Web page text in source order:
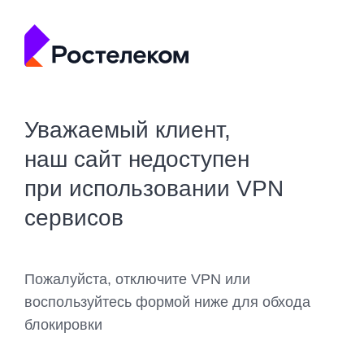
Уважаемый клиент,
наш сайт недоступен
при использовании VPN
сервисов
Пожалуйста, отключите VPN или
воспользуйтесь формой ниже для обхода
блокировки